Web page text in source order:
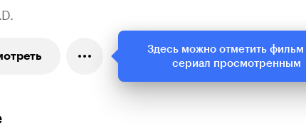
Здесь можно отметить фильм
сериал просмотренным